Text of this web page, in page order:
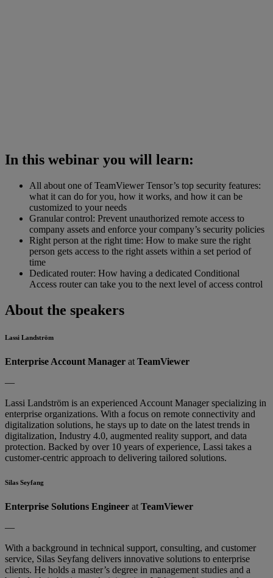
In this webinar you will learn:
All about one of TeamViewer Tensor’s top security features:
what it can do for you, how it works, and how it can be
customized to your needs
Granular control: Prevent unauthorized remote access to
company assets and enforce your company’s security policies
Right person at the right time: How to make sure the right
person gets access to the right assets within a set period of
time
Dedicated router: How having a dedicated Conditional
Access router can take you to the next level of access control
About the speakers
Lassi Landström
Enterprise Account Manager at TeamViewer
—
Lassi Landström is an experienced Account Manager specializing in
enterprise organizations. With a focus on remote connectivity and
digitalization solutions, he stays up to date on the latest trends in
digitalization, Industry 4.0, augmented reality support, and data
protection. Backed by over 10 years of experience, Lassi takes a
customer-centric approach to delivering tailored solutions.
Silas Seyfang
Enterprise Solutions Engineer at TeamViewer
—
With a background in technical support, consulting, and customer
service, Silas Seyfang delivers innovative solutions to enterprise
clients. He holds a master’s degree in management studies and a